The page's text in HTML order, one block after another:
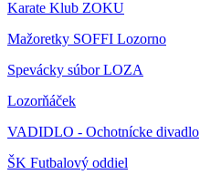
Karate Klub ZOKU
Mažoretky SOFFI Lozorno
Spevácky súbor LOZA
Lozorňáček
VADIDLO - Ochotnícke divadlo
ŠK Futbalový oddiel